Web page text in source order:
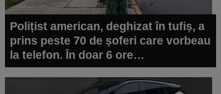
Polițist american, deghizat în tufiș, a
prins peste 70 de șoferi care vorbeau
la telefon. În doar 6 ore…